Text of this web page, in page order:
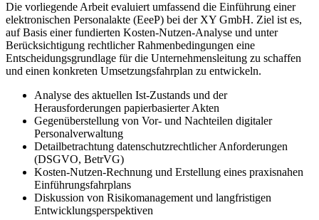
Die vorliegende Arbeit evaluiert umfassend die Einführung einer
elektronischen Personalakte (EeeP) bei der XY GmbH. Ziel ist es,
auf Basis einer fundierten Kosten-Nutzen-Analyse und unter
Berücksichtigung rechtlicher Rahmenbedingungen eine
Entscheidungsgrundlage für die Unternehmensleitung zu schaffen
und einen konkreten Umsetzungsfahrplan zu entwickeln.
Analyse des aktuellen Ist-Zustands und der
Herausforderungen papierbasierter Akten
Gegenüberstellung von Vor- und Nachteilen digitaler
Personalverwaltung
Detailbetrachtung datenschutzrechtlicher Anforderungen
(DSGVO, BetrVG)
Kosten-Nutzen-Rechnung und Erstellung eines praxisnahen
Einführungsfahrplans
Diskussion von Risikomanagement und langfristigen
Entwicklungsperspektiven